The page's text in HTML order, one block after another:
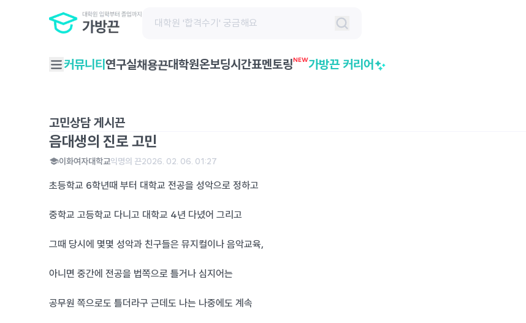
커뮤니티 연구실채용끈대학원온보딩시간표멘토링NEW가방끈 커리어
고민상담 게시끈
음대생의 진로 고민
이화여자대학교익명의 끈2026. 02. 06. 01:27
초등학교 6학년때 부터 대학교 전공을 성악으로 정하고
중학교 고등학교 다니고 대학교 4년 다녔어 그리고
그때 당시에 몇몇 성악과 친구들은 뮤지컬이나 음악교육,
아니면 중간에 전공을 법쪽으로 틀거나 심지어는
공무원 쪽으로도 틀더라구 근데도 나는 나중에도 계속